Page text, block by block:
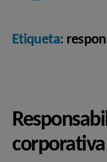
Etiqueta:
corporativa